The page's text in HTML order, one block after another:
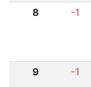
8 -1
9 -1